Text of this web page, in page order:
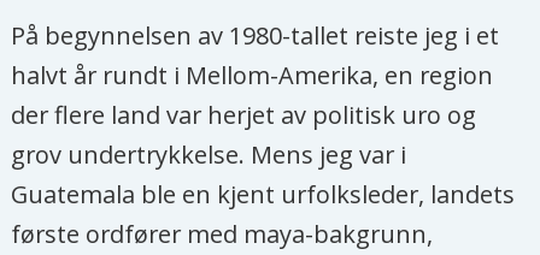
På begynnelsen av 1980-tallet reiste jeg i et
halvt år rundt i Mellom-Amerika, en region
der flere land var herjet av politisk uro og
grov undertrykkelse. Mens jeg var i
Guatemala ble en kjent urfolksleder, landets
første ordfører med maya-bakgrunn,